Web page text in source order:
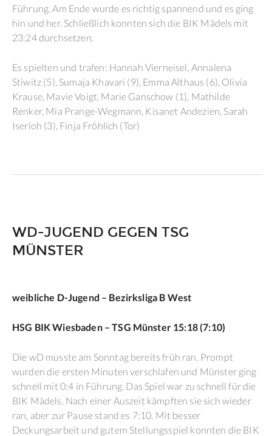
Führung. Am Ende wurde es richtig spannend und es ging
hin und her. Schließlich konnten sich die BIK Mädels mit
23:24 durchsetzen.
Es spielten und trafen: Hannah Vierneisel, Annalena
Stiwitz (5), Sumaja Khavari (9), Emma Althaus (6), Olivia
Krause, Mavie Voigt, Marie Ganschow (1), Mathilde
Renker, Mia Prange-Wegmann, Kisanet Andezien, Sarah
Iserloh (3), Finja Fröhlich (Tor)
WD-JUGEND GEGEN TSG
MÜNSTER
weibliche D-Jugend – Bezirksliga B West
HSG BIK Wiesbaden – TSG Münster 15:18 (7:10)
Die wD musste am Sonntag bereits früh ran. Prompt
wurden die ersten Minuten verschlafen und Münster ging
schnell mit 0:4 in Führung. Das Spiel war zu schnell für die
BIK Mädels. Nach einer Auszeit kämpften sie sich wieder
ran, aber zur Pause stand es 7:10. Mit besser
Deckungsarbeit und gutem Stellungsspiel konnten die BIK